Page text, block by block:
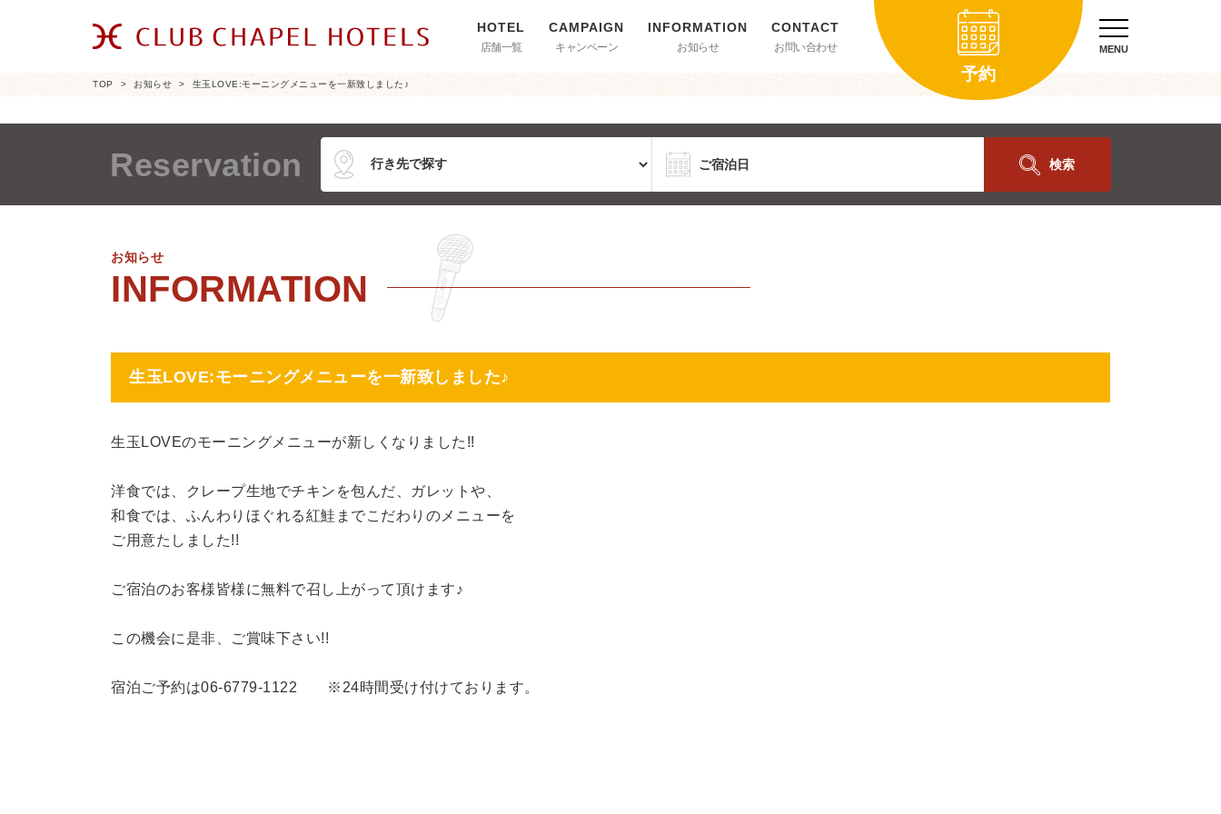
店舗一覧 キャンペーン お知らせ お問い合わせ
予約
MENU
TOP お知らせ 生玉LOVE:モーニングメニューを一新致しました♪
Reservation 検索
お知らせ
生玉LOVE:モーニングメニューを一新致しました♪
生玉LOVEのモーニングメニューが新しくなりました!!
洋食では、クレープ生地でチキンを包んだ、ガレットや、
和食では、ふんわりほぐれる紅鮭までこだわりのメニューを
ご用意たしました!!
ご宿泊のお客様皆様に無料で召し上がって頂けます♪
この機会に是非、ご賞味下さい!!
宿泊ご予約は06-6779-1122 ※24時間受け付けております。